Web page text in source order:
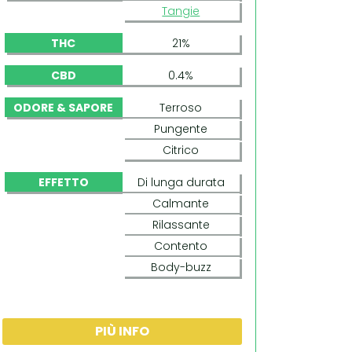
KOSHER TANGIE KUSH (AMSTERDAM GENETICS)
Tangie
THC 21%
CBD 0.4%
ODORE & SAPORE
Terroso
Pungente
Citrico
EFFETTO
Di lunga durata
Calmante
Rilassante
Contento
Body-buzz
PIÙ INFO